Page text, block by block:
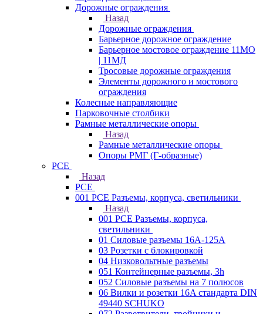
Дорожные ограждения
Назад
Дорожные ограждения
Барьерное дорожное ограждение
Барьерное мостовое ограждение 11МО
| 11МД
Тросовые дорожные ограждения
Элементы дорожного и мостового
ограждения
Колесные направляющие
Парковочные столбики
Рамные металлические опоры
Назад
Рамные металлические опоры
Опоры РМГ (Г-образные)
PCE
Назад
PCE
001 PCE Разъемы, корпуса, светильники
Назад
001 PCE Разъемы, корпуса,
светильники
01 Силовые разъемы 16А-125А
03 Розетки с блокировкой
04 Низковольтные разъемы
051 Контейнерные разъемы, 3h
052 Силовые разъемы на 7 полюсов
06 Вилки и розетки 16A стандарта DIN
49440 SCHUKO